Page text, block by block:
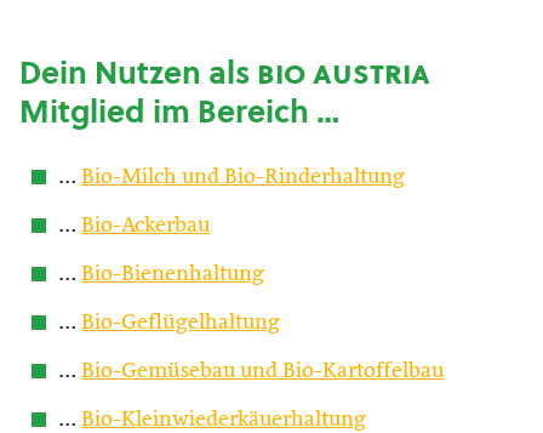
Dein Nutzen alsbio austria
Mitglied im Bereich …
… Bio-Milch und Bio-Rinderhaltung
… Bio-Ackerbau
… Bio-Bienenhaltung
… Bio-Geflügelhaltung
… Bio-Gemüsebau und Bio-Kartoffelbau
… Bio-Kleinwiederkäuerhaltung